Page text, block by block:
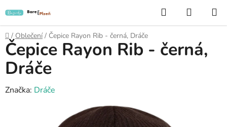
na
obsah
Hledat
KOŠÍK
Domů
/ Oblečení / Čepice Rayon Rib - černá, Dráče
Čepice Rayon Rib - černá,
Dráče
Značka: Dráče